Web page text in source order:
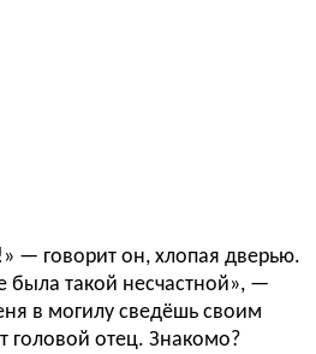
— говорит он, хлопая дверью.
была такой несчастной», —
в могилу сведёшь своим
головой отец. Знакомо?